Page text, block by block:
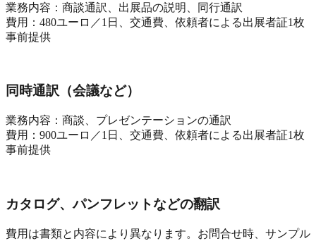
業務内容：商談通訳、出展品の説明、同行通訳
費用：480ユーロ／1日、交通費、依頼者による出展者証1枚
事前提供
同時通訳（会議など）
業務内容：商談、プレゼンテーションの通訳
費用：900ユーロ／1日、交通費、依頼者による出展者証1枚
事前提供
カタログ、パンフレットなどの翻訳
費用は書類と内容により異なります。お問合せ時、サンプル